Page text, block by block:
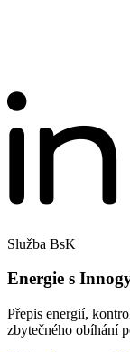
Služba BsK
Energie s
Přepis energií,
zbytečného obíhání